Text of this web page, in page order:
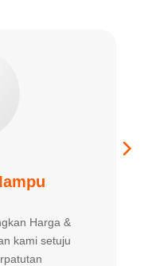
Harga &
kami setuju